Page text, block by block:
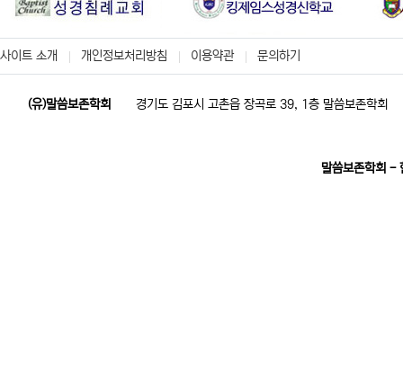
사이트 소개 개인정보처리방침 이용약관 문의하기
(유)말씀보존학회 경기도 김포시 고촌읍 장곡로 39, 1층 말씀보존학회
말씀보존학회 -